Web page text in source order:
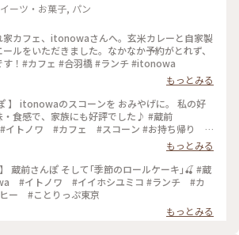
ーツ・お菓子, パン
家カフェ、itonowaさんへ。玄米カレーと自家製
ルをいただきました。なかなか予約がとれず、
す！#カフェ #合羽橋 #ランチ #itonowa
もっとみる
】 itonowaのスコーンを おみやげに。 私の好
・食感で、家族にも好評でした♪ #蔵前
トノワ #カフェ #スコーン #お持ち帰り #
もっとみる
て｢季節のロールケーキ｣🍒 #蔵
#イトノワ #イイホシユミコ #ランチ #カ
ー #ことりっぷ東京
もっとみる